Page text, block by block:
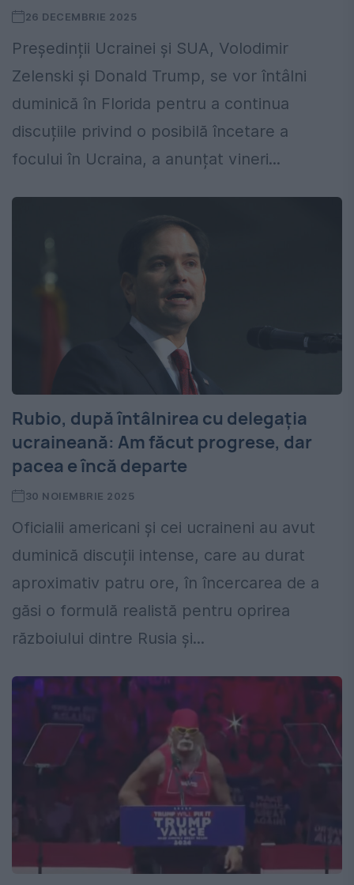
26 DECEMBRIE 2025
Președinții Ucrainei și SUA, Volodimir
Zelenski și Donald Trump, se vor întâlni
duminică în Florida pentru a continua
discuțiile privind o posibilă încetare a
focului în Ucraina, a anunțat vineri...
Rubio, după întâlnirea cu delegația
ucraineană: Am făcut progrese, dar
pacea e încă departe
30 NOIEMBRIE 2025
Oficialii americani și cei ucraineni au avut
duminică discuții intense, care au durat
aproximativ patru ore, în încercarea de a
găsi o formulă realistă pentru oprirea
războiului dintre Rusia și...